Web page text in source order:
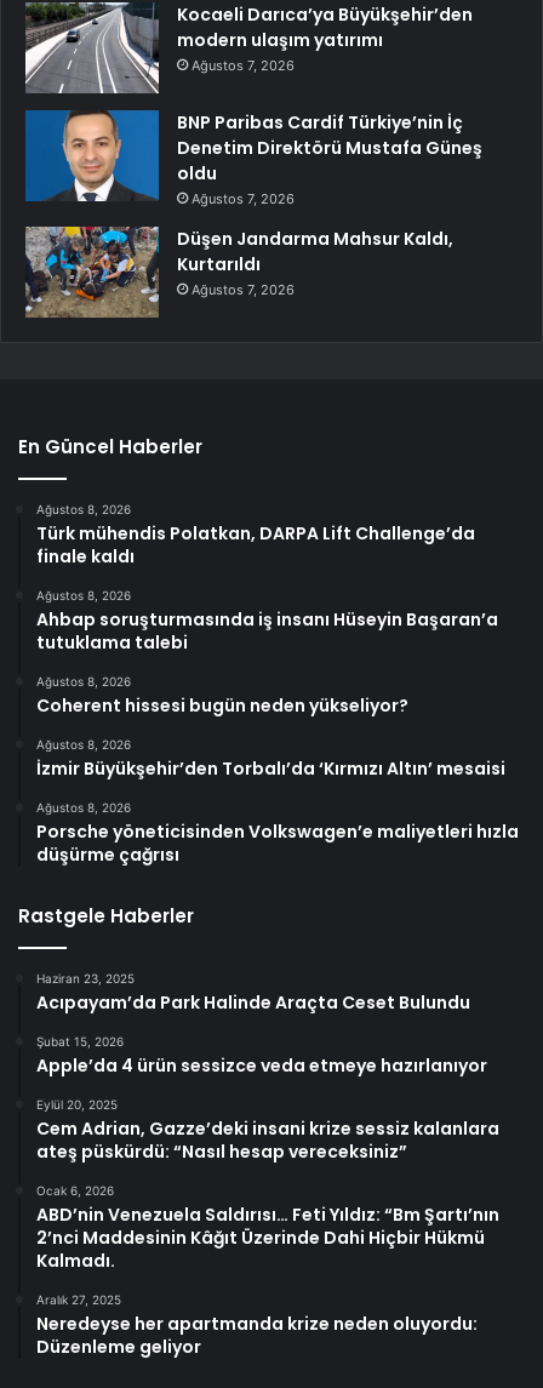
Kocaeli Darıca’ya Büyükşehir’den
modern ulaşım yatırımı
Ağustos 7, 2026
BNP Paribas Cardif Türkiye’nin İç
Denetim Direktörü Mustafa Güneş
oldu
Ağustos 7, 2026
Düşen Jandarma Mahsur Kaldı,
Kurtarıldı
Ağustos 7, 2026
En Güncel Haberler
Ağustos 8, 2026
Türk mühendis Polatkan, DARPA Lift Challenge’da
finale kaldı
Ağustos 8, 2026
Ahbap soruşturmasında iş insanı Hüseyin Başaran’a
tutuklama talebi
Ağustos 8, 2026
Coherent hissesi bugün neden yükseliyor?
Ağustos 8, 2026
İzmir Büyükşehir’den Torbalı’da ‘Kırmızı Altın’ mesaisi
Ağustos 8, 2026
Porsche yöneticisinden Volkswagen’e maliyetleri hızla
düşürme çağrısı
Rastgele Haberler
Haziran 23, 2025
Acıpayam’da Park Halinde Araçta Ceset Bulundu
Şubat 15, 2026
Apple’da 4 ürün sessizce veda etmeye hazırlanıyor
Eylül 20, 2025
Cem Adrian, Gazze’deki insani krize sessiz kalanlara
ateş püskürdü: “Nasıl hesap vereceksiniz”
Ocak 6, 2026
ABD’nin Venezuela Saldırısı… Feti Yıldız: “Bm Şartı’nın
2’nci Maddesinin Kâğıt Üzerinde Dahi Hiçbir Hükmü
Kalmadı.
Aralık 27, 2025
Neredeyse her apartmanda krize neden oluyordu:
Düzenleme geliyor